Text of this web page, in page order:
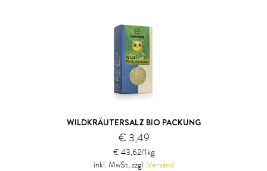
WILDKRÄUTERSALZ BIO PACKUNG
€ 3,49
€ 43,62/1kg
inkl. MwSt, zzgl. Versand